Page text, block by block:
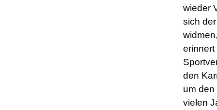
wieder
sich
den
um den
vielen